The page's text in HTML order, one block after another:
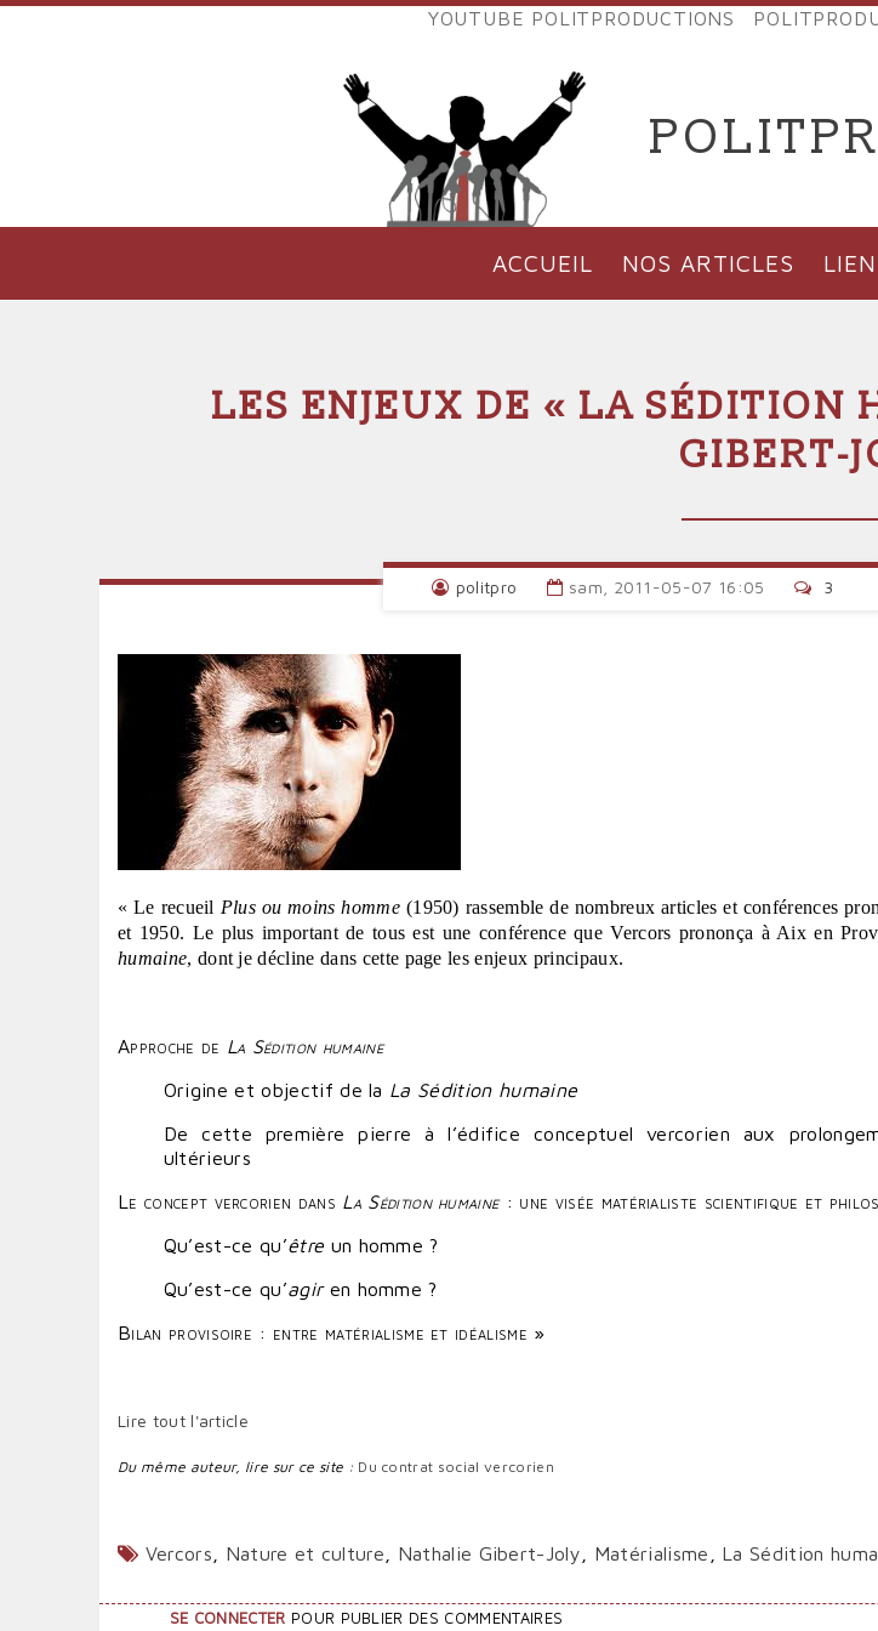
Aller
EXTERNES
VERS
POLIT'PRODUCTIONS
YOUTUBE POLITPRODUCTIONS
PRINCIPALE
ACCUEIL NOS ARTICLES
LES ENJEUX DE « LA SÉDITION
GIBERT-
politpro sam, 2011-05-07 16:05 3
« Le recueil Plus ou moins homme (1950) rassemble de nombreux articles et conférences
et 1950. Le plus important de tous est une conférence que Vercors prononça à Aix en
humaine, dont je décline dans cette page les enjeux principaux.
Approche de La Sédition humaine
Origine et objectif de la La Sédition humaine
De cette première pierre à l’édifice conceptuel vercorien aux
ultérieurs
Le concept vercorien dans La Sédition humaine : une visée matérialiste scientifique et
Qu’est-ce qu’être un homme ?
Qu’est-ce qu’agir en homme ?
Bilan provisoire : entre matérialisme et idéalisme »
Lire tout l'article
Du même auteur, lire sur ce site : Du contrat social vercorien
Vercors Nature et culture Nathalie Gibert-Joly Matérialisme La Sédition
SE CONNECTER POUR PUBLIER DES COMMENTAIRES